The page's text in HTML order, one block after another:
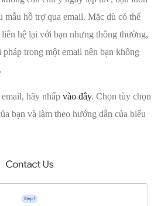
mẫu hỗ trợ qua email. Mặc dù có thể
hệ lại với bạn nhưng thông thường,
trong một email nên bạn không
hãy nhấp vào đây. Chọn tùy chọn
bạn và làm theo hướng dẫn của biểu